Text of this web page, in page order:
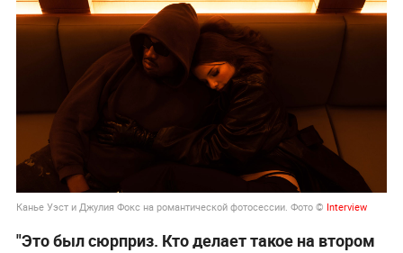
Канье Уэст и Джулия Фокс на романтической фотосессии. Фото © Interview
"Это был сюрприз. Кто делает такое на втором